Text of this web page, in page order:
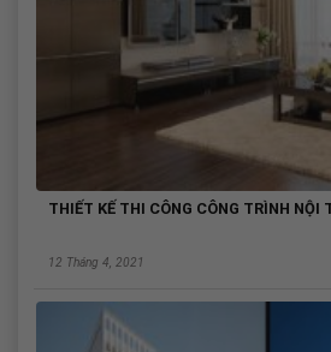
THIẾT KẾ THI CÔNG CÔNG TRÌNH NỘI
12 Tháng 4, 2021